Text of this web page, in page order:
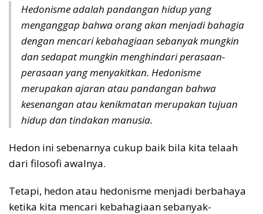
Hedonisme adalah pandangan hidup yang
menganggap bahwa orang akan menjadi bahagia
dengan mencari kebahagiaan sebanyak mungkin
dan sedapat mungkin menghindari perasaan-
perasaan yang menyakitkan. Hedonisme
merupakan ajaran atau pandangan bahwa
kesenangan atau kenikmatan merupakan tujuan
hidup dan tindakan manusia.
Hedon ini sebenarnya cukup baik bila kita telaah
dari filosofi awalnya.
Tetapi, hedon atau hedonisme menjadi berbahaya
ketika kita mencari kebahagiaan sebanyak-